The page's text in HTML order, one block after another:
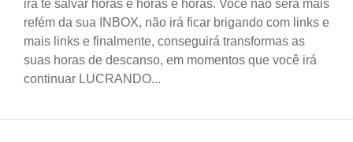
irá te salvar horas e horas e horas. Você não será mais
refém da sua INBOX, não irá ficar brigando com links e
mais links e finalmente, conseguirá transformas as
suas horas de descanso, em momentos que você irá
continuar LUCRANDO...